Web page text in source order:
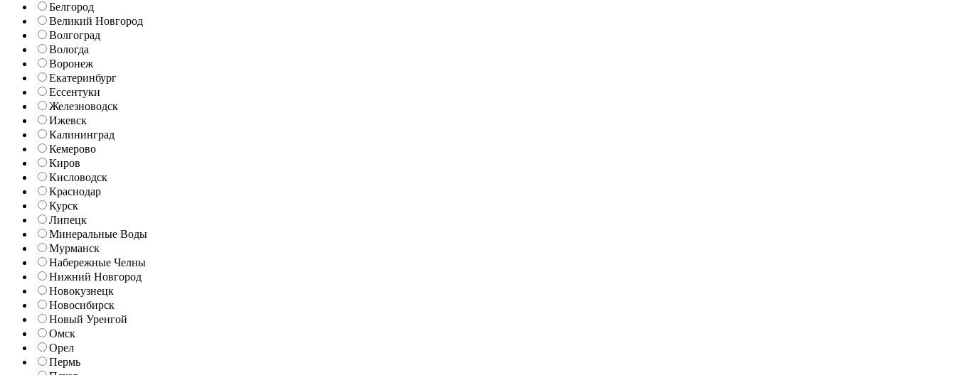
Белгород
Великий Новгород
Волгоград
Вологда
Воронеж
Екатеринбург
Ессентуки
Железноводск
Ижевск
Калининград
Кемерово
Киров
Кисловодск
Краснодар
Курск
Липецк
Минеральные Воды
Мурманск
Набережные Челны
Нижний Новгород
Новокузнецк
Новосибирск
Новый Уренгой
Омск
Орел
Пермь